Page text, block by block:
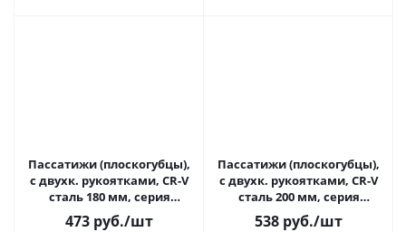
Пассатижи (плоскогубцы),
с двухк. рукоятками, CR-V
сталь 180 мм, серия
"Алмаз" TDM(1/6)
473 руб./шт
Пассатижи (плоскогубцы),
с двухк. рукоятками, CR-V
сталь 200 мм, серия
"Алмаз" TDM(1/6)
538 руб./шт